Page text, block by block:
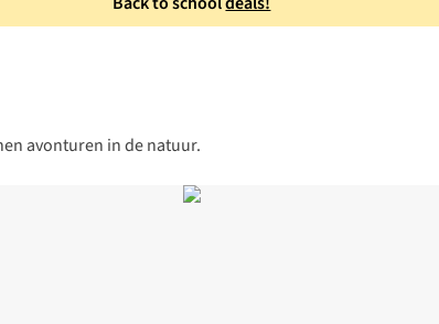
avonturen in de natuur.